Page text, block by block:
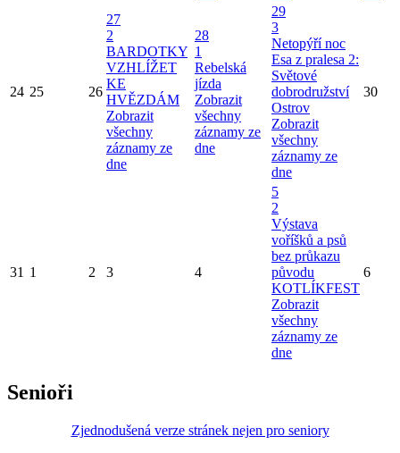
24 25 26
27
2
BARDOTKY
VZHLÍŽET
KE
HVĚZDÁM
Zobrazit
všechny
záznamy ze
dne
28
1
Rebelská
jízda
Zobrazit
všechny
záznamy ze
dne
29
3
Netopýří noc
Esa z pralesa 2:
Světové
dobrodružství
Ostrov
Zobrazit
všechny
záznamy ze
dne
30
31 1 2 3 4
5
2
Výstava
voříšků a psů
bez průkazu
původu
KOTLÍKFEST
Zobrazit
všechny
záznamy ze
dne
6
Senioři
Zjednodušená verze stránek nejen pro seniory